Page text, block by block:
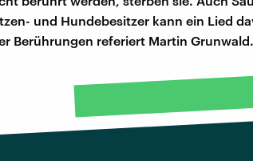
und Hundebesitzer kann ein Lied
Berührungen referiert Martin Grunwald.